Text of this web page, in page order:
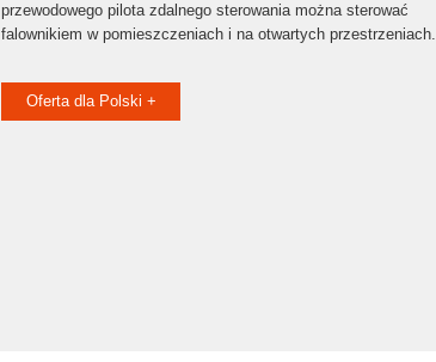
przewodowego pilota zdalnego sterowania można sterować
falownikiem w pomieszczeniach i na otwartych przestrzeniach.
Oferta dla Polski +